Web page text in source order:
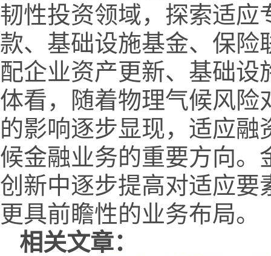
韧性投资领域，探索适应
款、基础设施基金、保险
配企业资产更新、基础
体看，随着物理气候风险
的影响逐步显现，适应
候金融业务的重要方向。
创新中逐步提高对适应要
更具前瞻性的业务布局。
相关文章：